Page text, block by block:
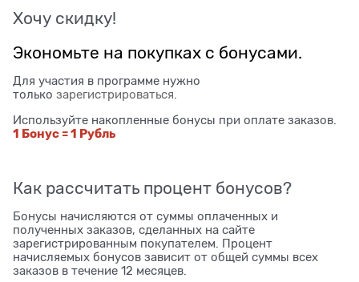
Хочу скидку!
Экономьте на покупках с бонусами.
Для участия в программе нужно
только зарегистрироваться
Используйте накопленные бонусы при оплате заказов.
1 Бонус = 1 Рубль
Как рассчитать процент бонусов?
Бонусы начисляются от суммы оплаченных и
полученных заказов, сделанных на сайте
зарегистрированным покупателем. Процент
начисляемых бонусов зависит от общей суммы всех
заказов в течение 12 месяцев.